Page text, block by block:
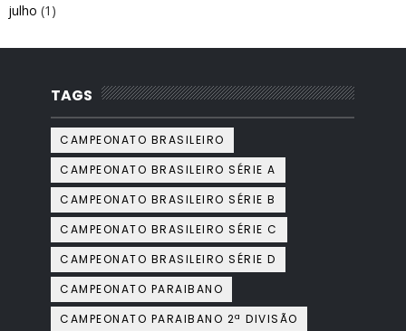
julho (1)
TAGS
CAMPEONATO BRASILEIRO
CAMPEONATO BRASILEIRO SÉRIE A
CAMPEONATO BRASILEIRO SÉRIE B
CAMPEONATO BRASILEIRO SÉRIE C
CAMPEONATO BRASILEIRO SÉRIE D
CAMPEONATO PARAIBANO
CAMPEONATO PARAIBANO 2ª DIVISÃO